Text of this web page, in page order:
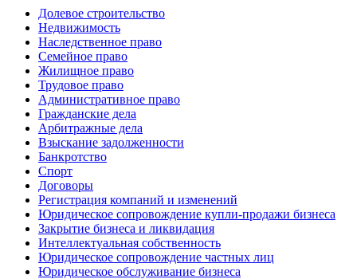
Долевое строительство
Недвижимость
Наследственное право
Семейное право
Жилищное право
Трудовое право
Административное право
Гражданские дела
Арбитражные дела
Взыскание задолженности
Банкротство
Спорт
Договоры
Регистрация компаний и изменений
Юридическое сопровождение купли-продажи бизнеса
Закрытие бизнеса и ликвидация
Интеллектуальная собственность
Юридическое сопровождение частных лиц
Юридическое обслуживание бизнеса